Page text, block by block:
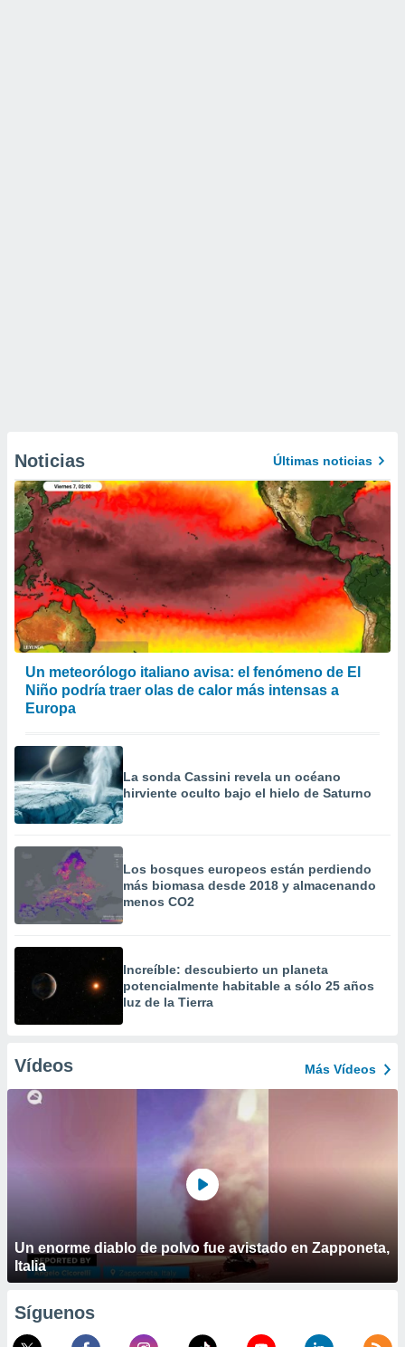
Noticias Últimas noticias
Un meteorólogo italiano avisa: el fenómeno de El
Niño podría traer olas de calor más intensas a
Europa
La sonda Cassini revela un océano
hirviente oculto bajo el hielo de Saturno
Los bosques europeos están perdiendo
más biomasa desde 2018 y almacenando
menos CO2
Increíble: descubierto un planeta
potencialmente habitable a sólo 25 años
luz de la Tierra
Vídeos Más Vídeos
Un enorme diablo de polvo fue avistado en Zapponeta,
Italia
Síguenos